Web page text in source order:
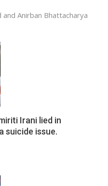
Anirban Bhattacharya
Irani lied in
suicide issue.